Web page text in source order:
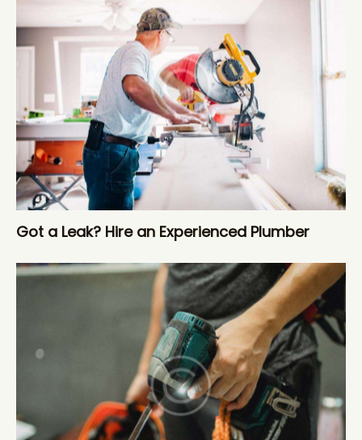
Got a Leak? Hire an Experienced Plumber